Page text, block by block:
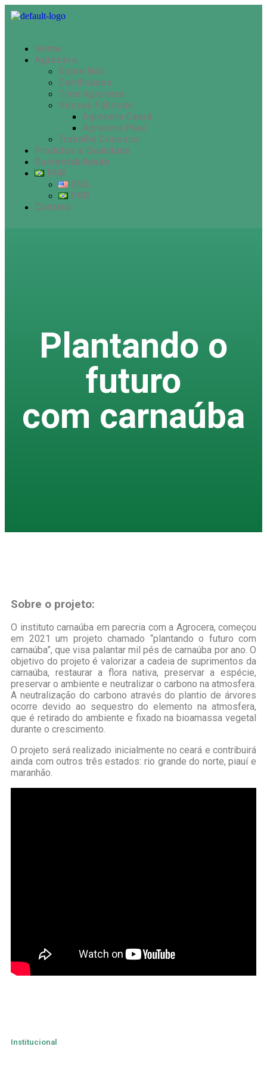
Home
Agrocera
Sobre Nós
Certificados
Time Agrocera
Nossas Fábricas
Agrocera Ceará
Agrocera Piauí
Trabalhe Conosco
Produtos e Qualidade
Sustentabilidade
POR
ENG
POR
Contato
Plantando o
futuro
com carnaúba
Sobre o projeto:
O instituto carnaúba em parecria com a Agrocera, começou
em 2021 um projeto chamado “plantando o futuro com
carnaúba”, que visa palantar mil pés de carnaúba por ano. O
objetivo do projeto é valorizar a cadeia de suprimentos da
carnaúba, restaurar a flora nativa, preservar a espécie,
preservar o ambiente e neutralizar o carbono na atmosfera.
A neutralização do carbono através do plantio de árvores
ocorre devido ao sequestro do elemento na atmosfera,
que é retirado do ambiente e fixado na bioamassa vegetal
durante o crescimento.
O projeto será realizado inicialmente no ceará e contribuirá
ainda com outros três estados: rio grande do norte, piauí e
maranhão.
Institucional